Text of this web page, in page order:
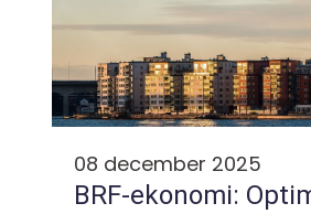
08 december 2025
BRF-ekonomi: